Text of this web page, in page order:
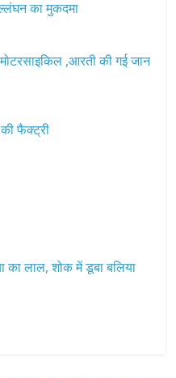
का मुकदमा
मोटरसाइकिल ,आरती की गई जान
फैक्ट्री
का लाल, शोक में डूबा बलिया